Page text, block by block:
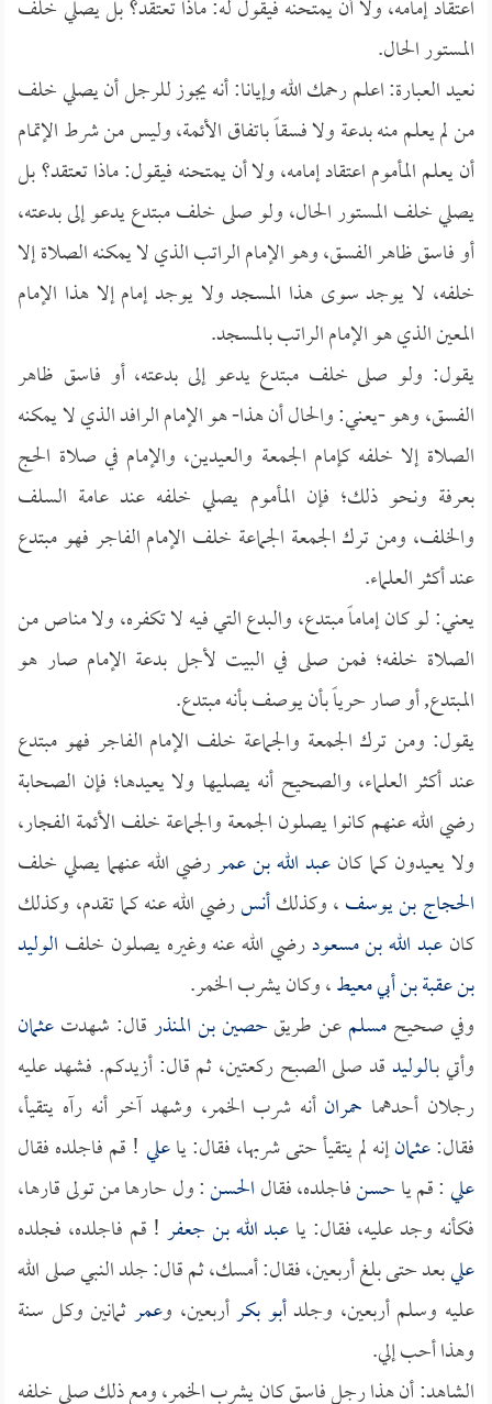
اعتقاد إمامه، ولا أن يمتحنه فيقول له: ماذا تعتقد؟ بل يصلي خلف
المستور الحال.
نعيد العبارة: اعلم رحمك الله وإيانا: أنه يجوز للرجل أن يصلي خلف
من لم يعلم منه بدعة ولا فسقاً باتفاق الأئمة، وليس من شرط الإتمام
أن يعلم المأموم اعتقاد إمامه، ولا أن يمتحنه فيقول: ماذا تعتقد؟ بل
يصلي خلف المستور الحال، ولو صلى خلف مبتدع يدعو إلى بدعته،
أو فاسق ظاهر الفسق، وهو الإمام الراتب الذي لا يمكنه الصلاة إلا
خلفه، لا يوجد سوى هذا المسجد ولا يوجد إمام إلا هذا الإمام
المعين الذي هو الإمام الراتب بالمسجد.
يقول: ولو صلى خلف مبتدع يدعو إلى بدعته، أو فاسق ظاهر
الفسق، وهو -يعني: والحال أن هذا- هو الإمام الرافد الذي لا يمكنه
الصلاة إلا خلفه كإمام الجمعة والعيدين، والإمام في صلاة الحج
بعرفة ونحو ذلك؛ فإن المأموم يصلي خلفه عند عامة السلف
والخلف، ومن ترك الجمعة الجماعة خلف الإمام الفاجر فهو مبتدع
عند أكثر العلماء.
يعني: لو كان إماماً مبتدع، والبدع التي فيه لا تكفره، ولا مناص من
الصلاة خلفه؛ فمن صلى في البيت لأجل بدعة الإمام صار هو
المبتدع, أو صار حرياً بأن يوصف بأنه مبتدع.
يقول: ومن ترك الجمعة والجماعة خلف الإمام الفاجر فهو مبتدع
عند أكثر العلماء، والصحيح أنه يصليها ولا يعيدها؛ فإن الصحابة
رضي الله عنهم كانوا يصلون الجمعة والجماعة خلف الأئمة الفجار،
ولا يعيدون كما كانعبد الله بن عمررضي الله عنهما يصلي خلف
الحجاج بن يوسف، وكذلكأنسرضي الله عنه كما تقدم، وكذلك
كانعبد الله بن مسعودرضي الله عنه وغيره يصلون خلف الوليد
بن عقبة بن أبي معيط، وكان يشرب الخمر.
وفي صحيحمسلمعن طريقحصين بن المنذرقال: شهدتعثمان
وأتي بـالوليدقد صلى الصبح ركعتين، ثم قال: أزيدكم. فشهد عليه
رجلان أحدهما حمران أنه شرب الخمر، وشهد آخر أنه رآه يتقيأ،
فقال:عثمانإنه لم يتقيأ حتى شربها، فقال: ياعلي ! قم فاجلده فقال
علي: قم ياحسنفاجلده، فقالالحسن: ول حارها من تولى قارها،
فكأنه وجد عليه، فقال: ياعبد الله بن جعفر! قم فاجلده، فجلده
عليبعد حتى بلغ أربعين، فقال: أمسك، ثم قال: جلد النبي صلى الله
عليه وسلم أربعين، وجلدأبو بكرأربعين، وعمرثمانين وكل سنة
وهذا أحب إلي.
الشاهد: أن هذا رجل فاسق كان يشرب الخمر، ومع ذلك صلى خلفه